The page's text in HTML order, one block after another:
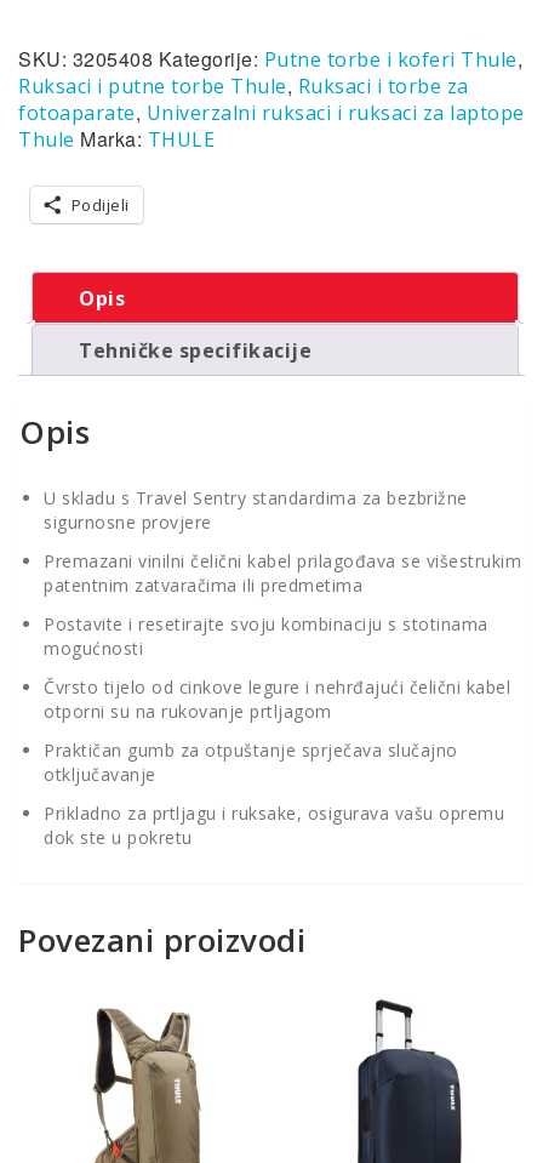
SKU: 3205408 Kategorije: Putne torbe i koferi Thule,
Ruksaci i putne torbe Thule, Ruksaci i torbe za
fotoaparate, Univerzalni ruksaci i ruksaci za laptope
Thule Marka: THULE
Podijeli
Opis
Tehničke specifikacije
Opis
U skladu s Travel Sentry standardima za bezbrižne
sigurnosne provjere
Premazani vinilni čelični kabel prilagođava se višestrukim
patentnim zatvaračima ili predmetima
Postavite i resetirajte svoju kombinaciju s stotinama
mogućnosti
Čvrsto tijelo od cinkove legure i nehrđajući čelični kabel
otporni su na rukovanje prtljagom
Praktičan gumb za otpuštanje sprječava slučajno
otključavanje
Prikladno za prtljagu i ruksake, osigurava vašu opremu
dok ste u pokretu
Povezani proizvodi